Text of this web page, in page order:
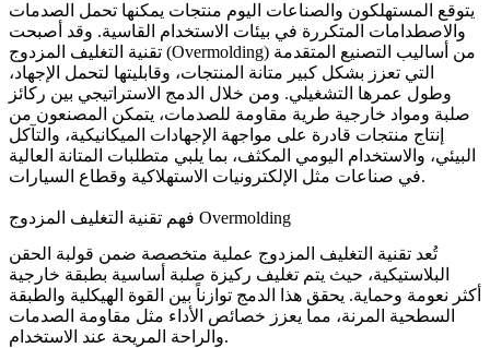
يتوقع المستهلكون والصناعات اليوم منتجات يمكنها تحمل الصدمات
والاصطدامات المتكررة في بيئات الاستخدام القاسية. وقد أصبحت
تقنية التغليف المزدوج (Overmolding)
التي تعزز بشكل كبير متانة المنتجات، وقابليتها لتحمل الإجهاد،
وطول عمرها التشغيلي. ومن خلال الدمج الاستراتيجي بين ركائز
صلبة ومواد خارجية طرية مقاومة للصدمات، يتمكن المصنعون من
إنتاج منتجات قادرة على مواجهة الإجهادات الميكانيكية، والتآكل
البيئي، والاستخدام اليومي المكثف، بما يلبي متطلبات المتانة العالية
في صناعات مثل الإلكترونيات الاستهلاكية وقطاع السيارات.
فهم تقنية التغليف المزدوج Overmolding
تُعد تقنية التغليف المزدوج عملية متخصصة ضمن قولبة الحقن
البلاستيكية، حيث يتم تغليف ركيزة صلبة أساسية بطبقة خارجية
أكثر نعومة وحماية. يحقق هذا الدمج توازناً بين القوة الهيكلية والطبقة
السطحية المرنة، مما يعزز خصائص الأداء مثل مقاومة الصدمات
والراحة المريحة عند الاستخدام.